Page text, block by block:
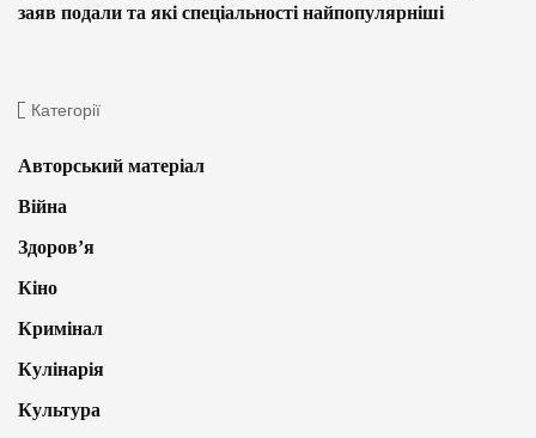
заяв подали та які спеціальності найпопулярніші
Категорії
Авторський матеріал
Війна
Здоров’я
Кіно
Кримінал
Кулінарія
Культура